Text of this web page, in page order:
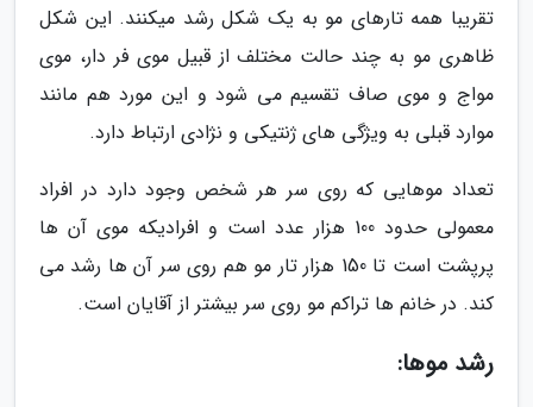
تقریبا همه تارهای مو به یک شکل رشد میکنند. این شکل
ظاهری مو به چند حالت مختلف از قبیل موی فر دار، موی
مواج و موی صاف تقسیم می شود و این مورد هم مانند
موارد قبلی به ویژگی های ژنتیکی و نژادی ارتباط دارد.
تعداد موهایی که روی سر هر شخص وجود دارد در افراد
معمولی حدود 100 هزار عدد است و افرادیکه موی آن ها
پرپشت است تا 150 هزار تار مو هم روی سر آن ها رشد می
کند. در خانم ها تراکم مو روی سر بیشتر از آقایان است.
رشد موها: